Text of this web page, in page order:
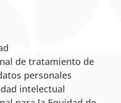
de tratamiento de
personales
intelectual